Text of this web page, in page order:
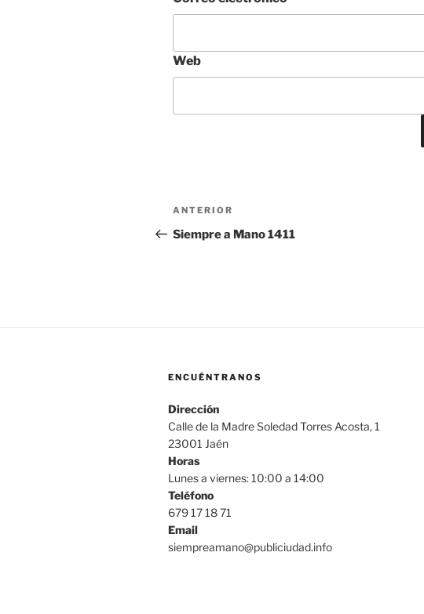
Web
Navegación
de
Entrada
anterior:
ANTERIOR
Siempre a Mano 1411
ENCUÉNTRANOS
Dirección
Calle de la Madre Soledad Torres Acosta, 1
23001 Jaén
Horas
Lunes a viernes: 10:00 a 14:00
Teléfono
679 17 18 71
Email
siempreamano@publiciudad.info